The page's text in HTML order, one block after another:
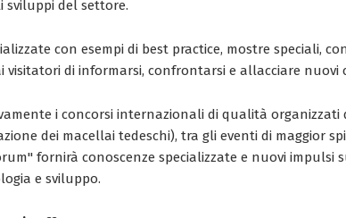
del settore.
con esempi di best practice, mostre speciali,
visitatori di informarsi, confrontarsi e allacciare nuovi
i concorsi internazionali di qualità organizzati
dei macellai tedeschi), tra gli eventi di maggior
fornirà conoscenze specializzate e nuovi impulsi
e sviluppo.